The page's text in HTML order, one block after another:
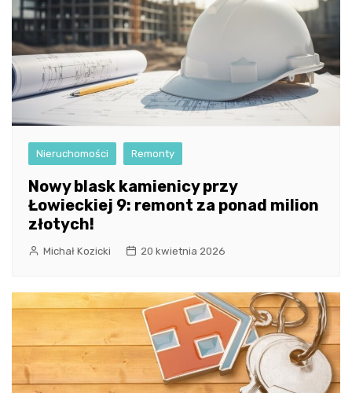
Nieruchomości Remonty
Nowy blask kamienicy przy
Łowieckiej 9: remont za ponad milion
złotych!
Michał Kozicki 20 kwietnia 2026